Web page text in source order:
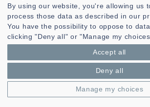
Dans le cadre de la semaine du son en
Nicolas FARRUGIA, enseignant-
l'équipe BRAIN du Lab-STICC a
lors de l'émission sur Tébéo le 20/01/
que vous pouvez voir ici en replay.
Le Lab-STICC quelques articles de
By using our website, you're allowing us
process those data as described in our
You have the possibility to oppose to
clicking "Deny all" or "Manage my
Accept all
Deny all
Manage my choices